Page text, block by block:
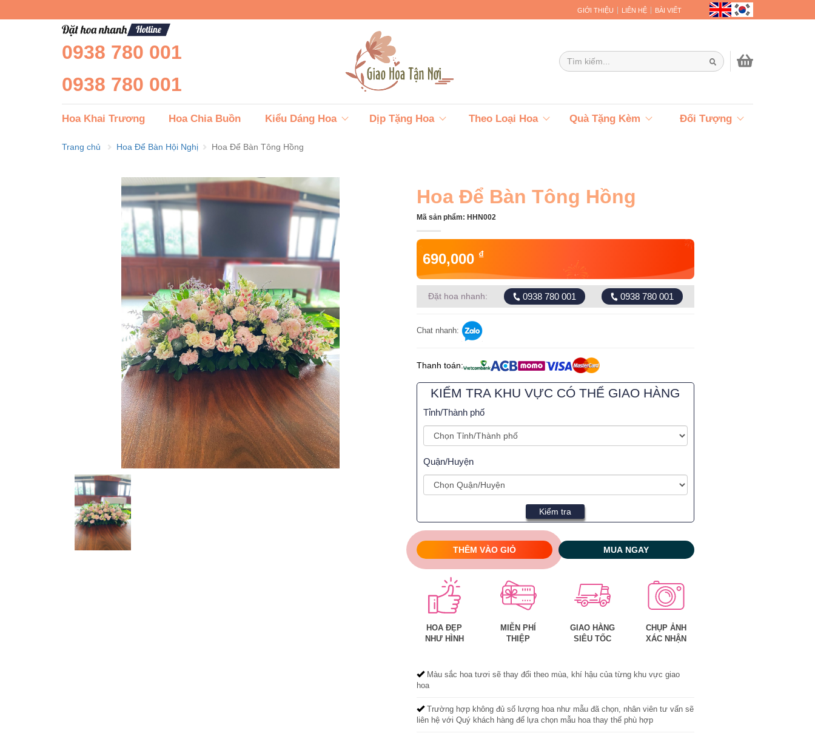
GIỚI THIỆU LIÊN HỆ BÀI VIẾT
0938 780 001
0938 780 001
Hoa Khai Trương Hoa Chia Buồn Kiểu Dáng Hoa Dịp Tặng Hoa Theo Loại Hoa Quà Tặng Kèm Đối Tượng
Trang chủ Hoa Để Bàn Hội Nghị Hoa Để Bàn Tông Hồng
Hoa Để Bàn Tông Hồng
Mã sản phẩm: HHN002
690,000 ₫
Đặt hoa nhanh: 0938 780 001 0938 780 001
Chat nhanh:
Thanh toán:
KIỂM TRA KHU VỰC CÓ THỂ GIAO HÀNG
Tỉnh/Thành phố
Quận/Huyện
Kiểm tra
THÊM VÀO GIỎ MUA NGAY
HOA ĐẸP
NHƯ HÌNH
MIỄN PHÍ
THIỆP
GIAO HÀNG
SIÊU TỐC
CHỤP ẢNH
XÁC NHẬN
Màu sắc hoa tươi sẽ thay đổi theo mùa, khí hậu của từng khu vực giao
hoa
Trường hợp không đủ số lượng hoa như mẫu đã chọn, nhân viên tư vấn sẽ
liên hệ với Quý khách hàng để lựa chọn mẫu hoa thay thế phù hợp